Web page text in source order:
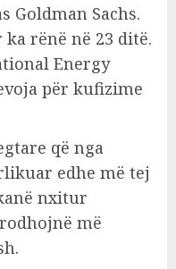
Goldman Sachs.
rënë në 23 ditë.
Energy
për kufizime
që nga
edhe më tej
nxitur
më